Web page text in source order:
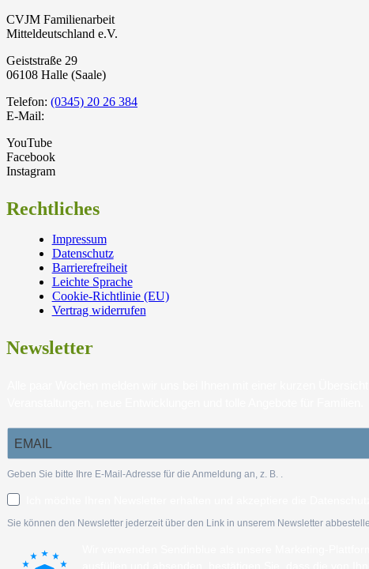
CVJM Familienarbeit
Mitteldeutschland e.V.
Geiststraße 29
06108 Halle (Saale)
Telefon: (0345) 20 26 384
E-Mail:
YouTube
Facebook
Instagram
Rechtliches
Impressum
Datenschutz
Barrierefreiheit
Leichte Sprache
Cookie-Richtlinie (EU)
Vertrag widerrufen
Newsletter
Geben Sie bitte Ihre E-Mail-Adresse für die Anmeldung an, z. B. .
Sie können den Newsletter jederzeit über den Link in unserem Newsletter